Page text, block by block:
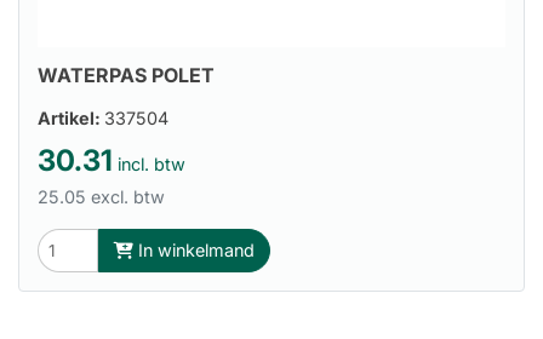
WATERPAS POLET
Artikel: 337504
30.31 incl. btw
25.05 excl. btw
In winkelmand